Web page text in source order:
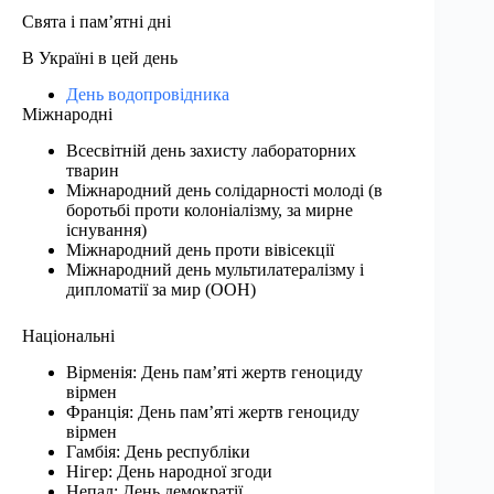
Свята і пам’ятні дні
В Україні в цей день
День водопровідника
Міжнародні
Всесвітній день захисту лабораторних
тварин
Міжнародний день солідарності молоді (в
боротьбі проти колоніалізму, за мирне
існування)
Міжнародний день проти вівісекції
Міжнародний день мультилатералізму і
дипломатії за мир (ООН)
Національні
Вірменія: День пам’яті жертв геноциду
вірмен
Франція: День пам’яті жертв геноциду
вірмен
Гамбія: День республіки
Нігер: День народної згоди